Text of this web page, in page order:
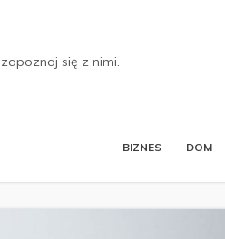
się z nimi.
BIZNES DOM